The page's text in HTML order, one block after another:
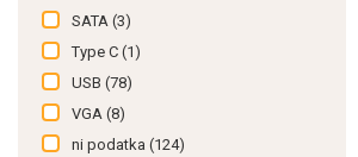
SATA (3)
Type C (1)
USB (78)
VGA (8)
ni podatka (124)